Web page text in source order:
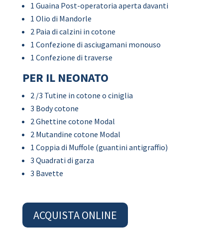
1 Guaina Post-operatoria aperta davanti
1 Olio di Mandorle
2 Paia di calzini in cotone
1 Confezione di asciugamani monouso
1 Confezione di traverse
PER IL NEONATO
2 /3 Tutine in cotone o ciniglia
3 Body cotone
2 Ghettine cotone Modal
2 Mutandine cotone Modal
1 Coppia di Muffole (guantini antigraffio)
3 Quadrati di garza
3 Bavette
ACQUISTA ONLINE